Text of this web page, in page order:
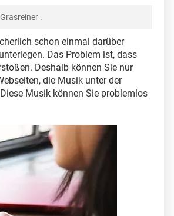
.
schon einmal darüber
Das Problem ist, dass
Deshalb können Sie nur
die Musik unter der
Musik können Sie problemlos